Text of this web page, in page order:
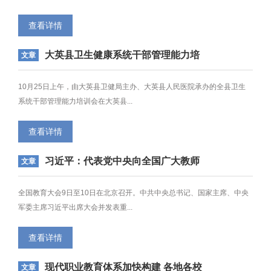
查看详情
文章
大英县卫生健康系统干部管理能力培
10月25日上午，由大英县卫健局主办、大英县人民医院承办的全县卫生
系统干部管理能力培训会在大英县...
查看详情
文章
习近平：​代表党中央向全国广大教师
全国教育大会9日至10日在北京召开。中共中央总书记、国家主席、中央
军委主席习近平出席大会并发表重...
查看详情
文章
现代职业教育体系加快构建 各地各校